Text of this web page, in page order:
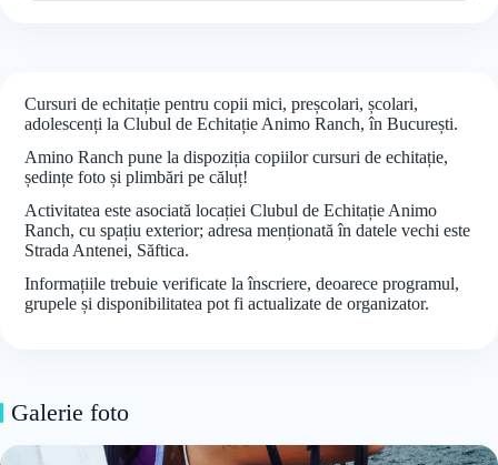
Cursuri de echitație pentru copii mici, preșcolari, școlari,
adolescenți la Clubul de Echitație Animo Ranch, în București.
Amino Ranch pune la dispoziția copiilor cursuri de echitație,
ședințe foto și plimbări pe căluț!
Activitatea este asociată locației Clubul de Echitație Animo
Ranch, cu spațiu exterior; adresa menționată în datele vechi este
Strada Antenei, Săftica.
Informațiile trebuie verificate la înscriere, deoarece programul,
grupele și disponibilitatea pot fi actualizate de organizator.
Galerie foto